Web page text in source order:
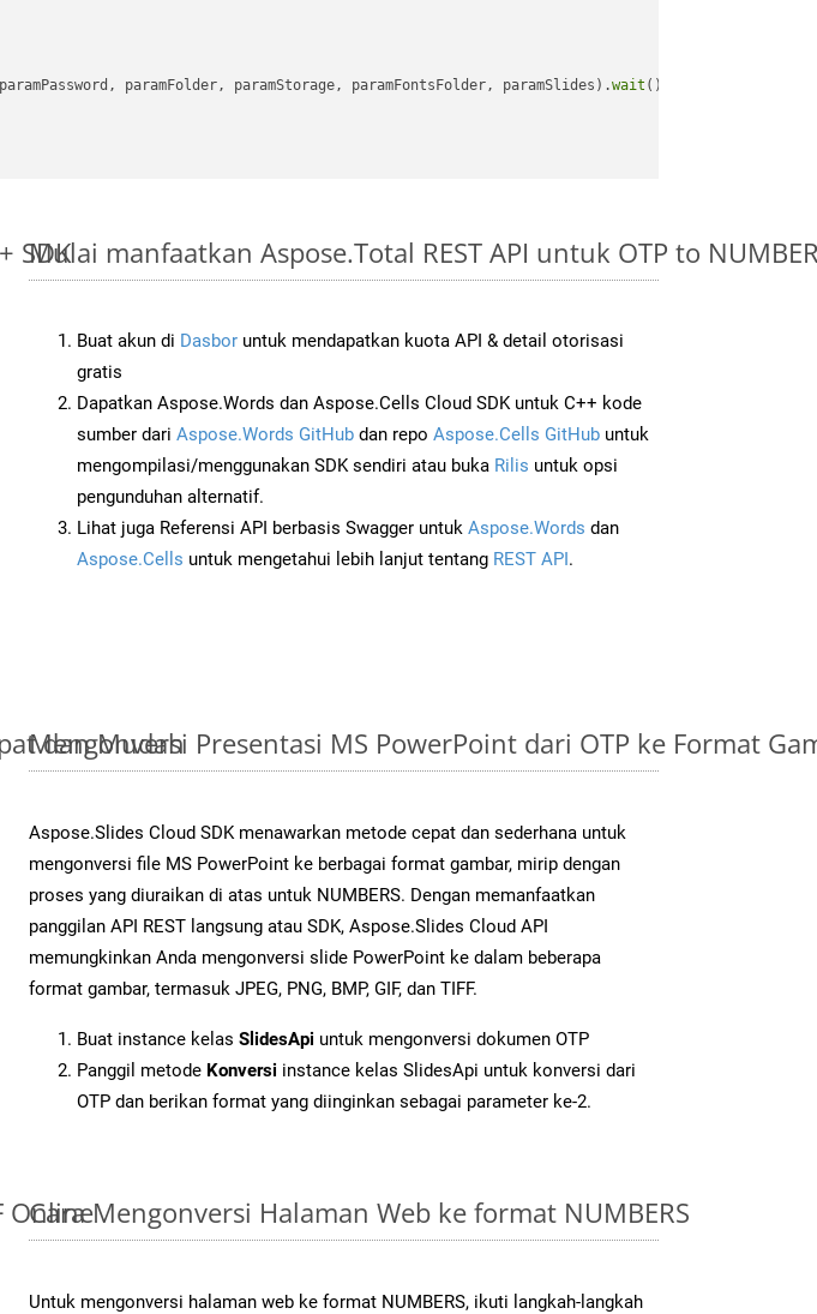
paramFolder, paramStorage, paramFontsFolder, paramSlides).wait ();
SDK
Mulai manfaatkan Aspose.Total REST API untuk OTP to
Buat akun di Dasbor untuk mendapatkan kuota API & detail otorisasi
gratis
Dapatkan Aspose.Words dan Aspose.Cells Cloud SDK untuk C++ kode
sumber dari Aspose.Words GitHub dan repo Aspose.Cells GitHub untuk
mengompilasi/menggunakan SDK sendiri atau buka Rilis untuk opsi
pengunduhan alternatif.
Lihat juga Referensi API berbasis Swagger untuk Aspose.Words dan
Aspose.Cells untuk mengetahui lebih lanjut tentang REST API.
dan Mudah
Mengonversi Presentasi MS PowerPoint dari OTP ke Format
Aspose.Slides Cloud SDK menawarkan metode cepat dan sederhana untuk
mengonversi file MS PowerPoint ke berbagai format gambar, mirip dengan
proses yang diuraikan di atas untuk NUMBERS. Dengan memanfaatkan
panggilan API REST langsung atau SDK, Aspose.Slides Cloud API
memungkinkan Anda mengonversi slide PowerPoint ke dalam beberapa
format gambar, termasuk JPEG, PNG, BMP, GIF, dan TIFF.
Buat instance kelas SlidesApi untuk mengonversi dokumen OTP
Panggil metode Konversi instance kelas SlidesApi untuk konversi dari
OTP dan berikan format yang diinginkan sebagai parameter ke-2.
Online
Cara Mengonversi Halaman Web ke format NUMBERS
Untuk mengonversi halaman web ke format NUMBERS, ikuti langkah-langkah